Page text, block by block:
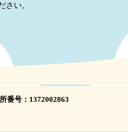
さい。
番号：1372002863